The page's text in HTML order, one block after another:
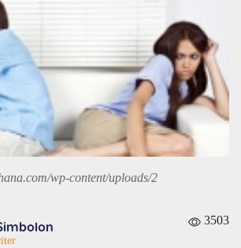
wp-content/uploads/2
3503